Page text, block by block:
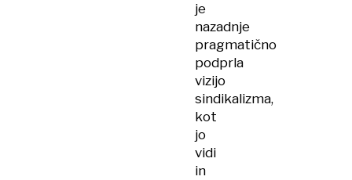
je
nazadnje
pragmatično
podprla
vizijo
sindikalizma,
kot
jo
vidi
in